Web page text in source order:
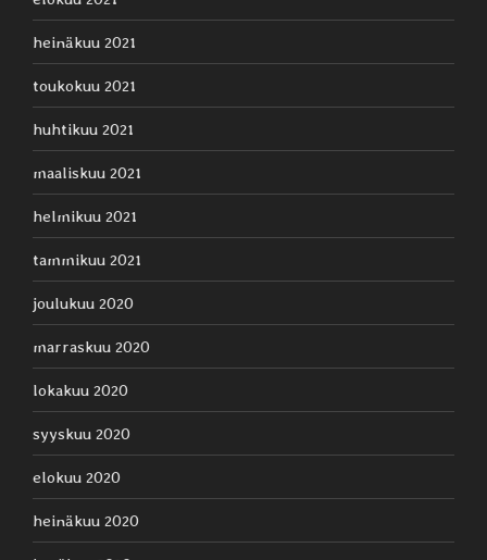
heinäkuu 2021
toukokuu 2021
huhtikuu 2021
maaliskuu 2021
helmikuu 2021
tammikuu 2021
joulukuu 2020
marraskuu 2020
lokakuu 2020
syyskuu 2020
elokuu 2020
heinäkuu 2020